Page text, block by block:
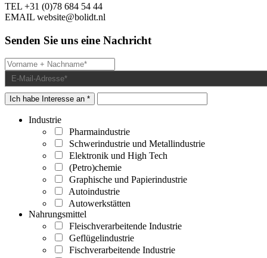
TEL +31 (0)78 684 54 44
EMAIL website@bolidt.nl
Senden Sie uns eine Nachricht
Ich habe Interesse an *
Industrie
Pharmaindustrie
Schwerindustrie und Metallindustrie
Elektronik und High Tech
(Petro)chemie
Graphische und Papierindustrie
Autoindustrie
Autowerkstätten
Nahrungsmittel
Fleischverarbeitende Industrie
Geflügelindustrie
Fischverarbeitende Industrie